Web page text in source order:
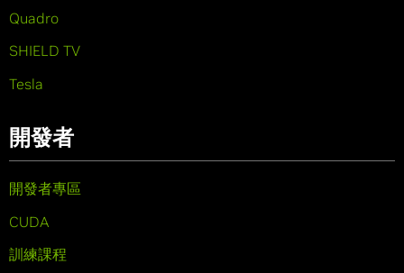
Quadro
SHIELD TV
Tesla
開發者
開發者專區
CUDA
訓練課程